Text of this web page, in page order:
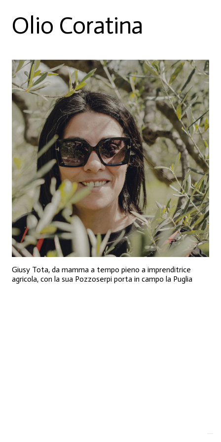
Olio Coratina
Giusy Tota, da mamma a tempo pieno a imprenditrice
agricola, con la sua Pozzoserpi porta in campo la Puglia